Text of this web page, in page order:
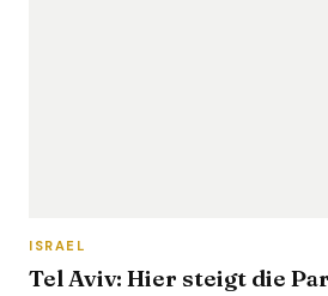
ISRAEL
Tel Aviv: Hier steigt die